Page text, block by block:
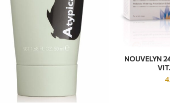
NOUVELYN